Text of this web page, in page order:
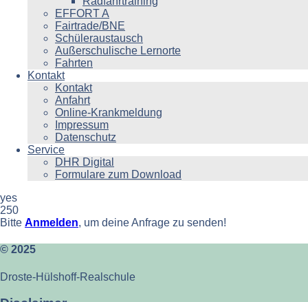
EFFORT A
Fairtrade/BNE
Schüleraustausch
Außerschulische Lernorte
Fahrten
Kontakt
Kontakt
Anfahrt
Online-Krankmeldung
Impressum
Datenschutz
Service
DHR Digital
Formulare zum Download
yes
250
Bitte Anmelden, um deine Anfrage zu senden!
© 2025
Droste-Hülshoff-Realschule